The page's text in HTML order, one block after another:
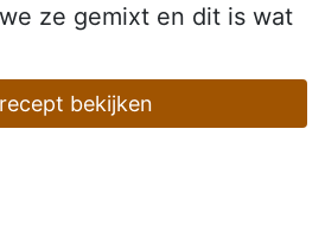
ze gemixt en dit is wat
recept bekijken